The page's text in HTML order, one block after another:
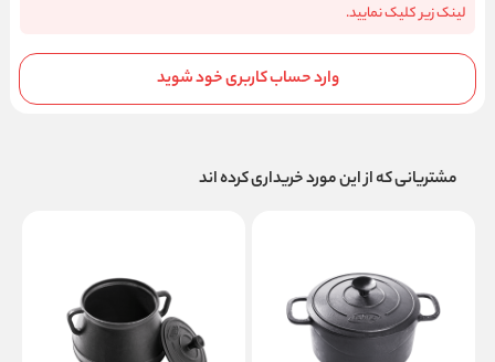
لینک زیر کلیک نمایید.
وارد حساب کاربری خود شوید
مشتریانی که از این مورد خریداری کرده اند